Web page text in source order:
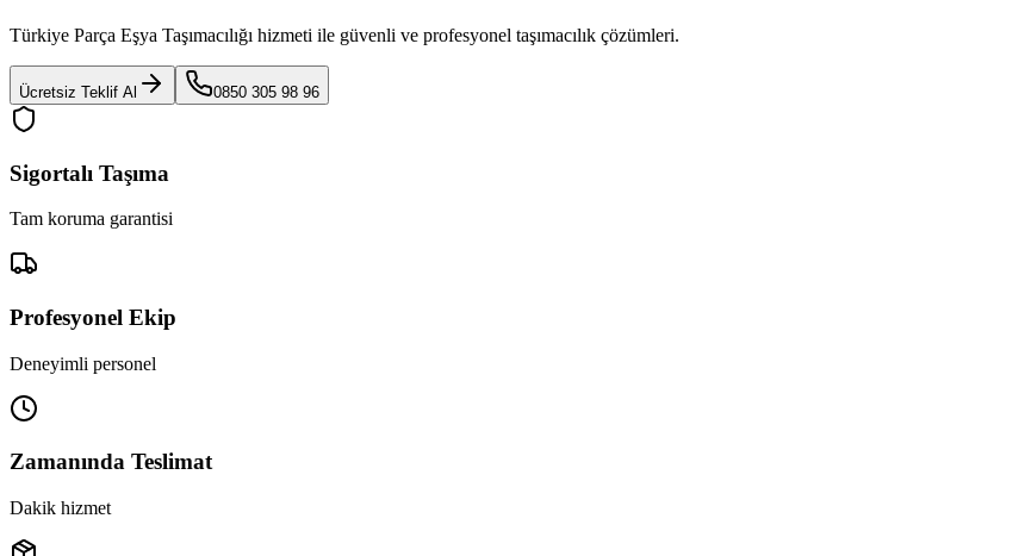
Türkiye Parça Eşya Taşımacılığı hizmeti ile güvenli ve profesyonel taşımacılık çözümleri.
Ücretsiz Teklif Al 0850 305 98 96
Sigortalı Taşıma
Tam koruma garantisi
Profesyonel Ekip
Deneyimli personel
Zamanında Teslimat
Dakik hizmet